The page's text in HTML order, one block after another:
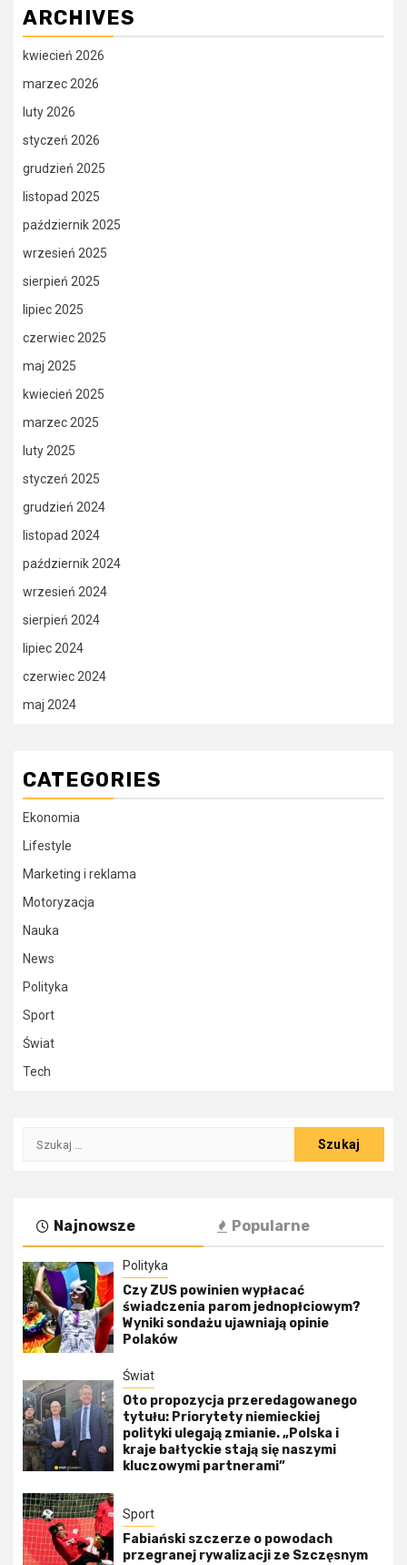
ARCHIVES
kwiecień 2026
marzec 2026
luty 2026
styczeń 2026
grudzień 2025
listopad 2025
październik 2025
wrzesień 2025
sierpień 2025
lipiec 2025
czerwiec 2025
maj 2025
kwiecień 2025
marzec 2025
luty 2025
styczeń 2025
grudzień 2024
listopad 2024
październik 2024
wrzesień 2024
sierpień 2024
lipiec 2024
czerwiec 2024
maj 2024
CATEGORIES
Ekonomia
Lifestyle
Marketing i reklama
Motoryzacja
Nauka
News
Polityka
Sport
Świat
Tech
Szukaj:
Najnowsze Popularne
Polityka
Czy ZUS powinien wypłacać
świadczenia parom jednopłciowym?
Wyniki sondażu ujawniają opinie
Polaków
Świat
Oto propozycja przeredagowanego
tytułu: Priorytety niemieckiej
polityki ulegają zmianie. „Polska i
kraje bałtyckie stają się naszymi
kluczowymi partnerami”
Sport
Fabiański szczerze o powodach
przegranej rywalizacji ze Szczęsnym